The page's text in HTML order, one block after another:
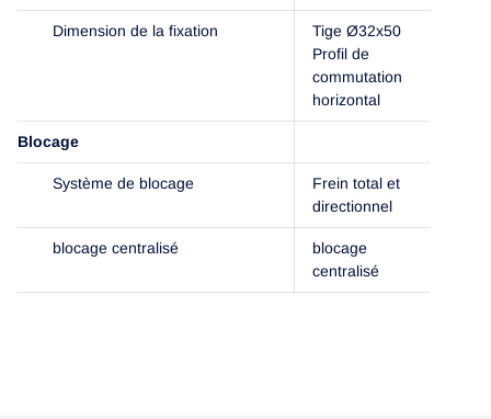
Dimension de la fixation
Tige Ø32x50
Profil de
commutation
horizontal
Blocage
Système de blocage
Frein total et
directionnel
blocage centralisé
blocage
centralisé